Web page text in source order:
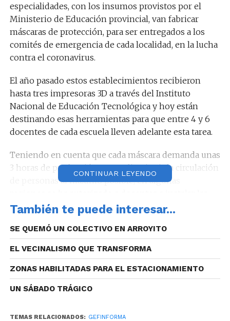
especialidades, con los insumos provistos por el
Ministerio de Educación provincial, van fabricar
máscaras de protección, para ser entregados a los
comités de emergencia de cada localidad, en la lucha
contra el coronavirus.
El año pasado estos establecimientos recibieron
hasta tres impresoras 3D a través del Instituto
Nacional de Educación Tecnológica y hoy están
destinando esas herramientas para que entre 4 y 6
docentes de cada escuela lleven adelante esta tarea.
Teniendo en cuenta que cada máscara demanda unas
3 horas de producción y para disminuir la circulación
de personas al máximo posible, en algunas
impresoras 3D en sus domicilios para no interrumpir
la producción. De requerirlo, la cartera educativa
proveerá las bobinas de filamento para abastecer las
distintas demandas.
Esta acción, se suma a la Red de Alcohol Sanitizantes
Solidaria que funciona con 58 escuelas fraccionando
alcohol en gel y alcohol etílico al 70%, producción
Provincial, municipios y sectores vulnerables.
CONTINUAR LEYENDO
También te puede interesar...
SE QUEMÓ UN COLECTIVO EN ARROYITO
EL VECINALISMO QUE TRANSFORMA
ZONAS HABILITADAS PARA EL ESTACIONAMIENTO
UN SÁBADO TRÁGICO
TEMAS RELACIONADOS: GEFINFORMA